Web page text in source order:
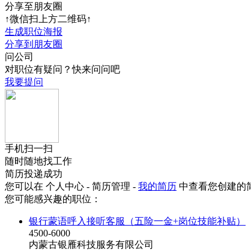
分享至朋友圈
↑微信扫上方二维码↑
生成职位海报
分享到朋友圈
问公司
对职位有疑问？快来问问吧
我要提问
手机扫一扫
随时随地找工作
简历投递成功
您可以在 个人中心 - 简历管理 - 我的简历 中查看您创建的
您可能感兴趣的职位：
银行蒙语呼入接听客服（五险一金+岗位技能补贴）
4500-6000
内蒙古银雁科技服务有限公司